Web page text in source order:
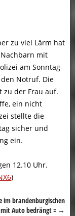
zu viel Lärm hat
mit
am Sonntag
Notruf. Die
zu der Frau auf.
ein nicht
stellte die
sicher und
ein.
12.10 Uhr.
)
im brandenburgischen
Auto bedrängt = →